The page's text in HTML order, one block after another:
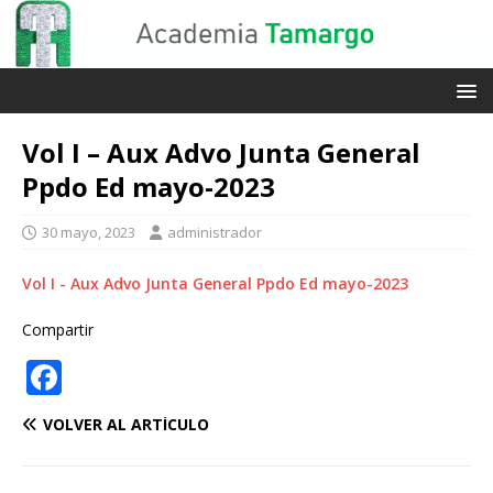
Vol I – Aux Advo Junta General
Ppdo Ed mayo-2023
30 mayo, 2023 administrador
Vol I - Aux Advo Junta General Ppdo Ed mayo-2023
Compartir
a
VOLVER AL ARTÍCULO